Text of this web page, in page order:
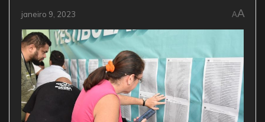
janeiro 9, 2023 AA